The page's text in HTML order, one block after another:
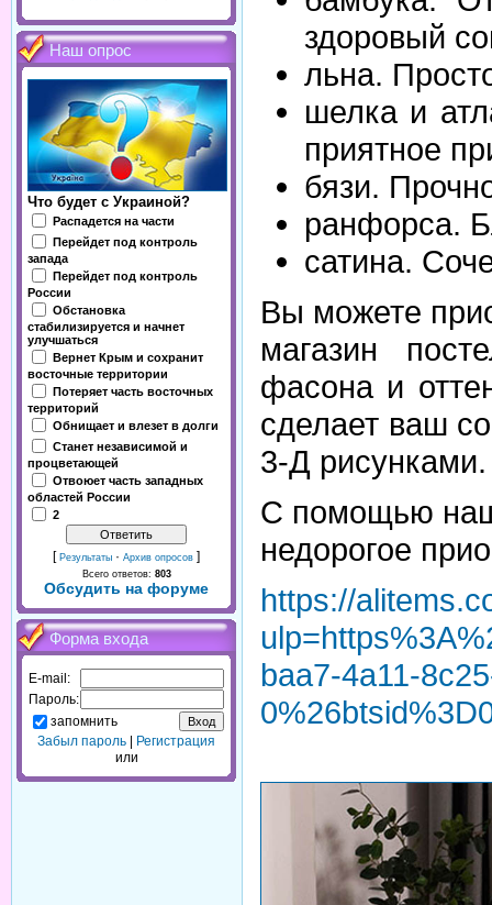
Наш опрос
Что будет с Украиной?
Распадется на части
Перейдет под контроль
запада
Перейдет под контроль
России
Обстановка
стабилизируется и начнет
улучшаться
Вернет Крым и сохранит
восточные территории
Потеряет часть восточных
территорий
Обнищает и влезет в долги
Станет независимой и
процветающей
Отвоюет часть западных
областей России
2
[ Результаты · Архив опросов ]
Всего ответов: 803
Обсудить на форуме
Форма входа
E-mail:
Пароль:
запомнить
Забыл пароль
Регистрация
или
здоровый
льна.
шелка и
приятное
бязи.
ранфорса.
сатина.
Вы можете
магазин
фасона и
сделает ваш
3-Д рисунками.
С помощью
недорогое
https://
baa7-4a11-